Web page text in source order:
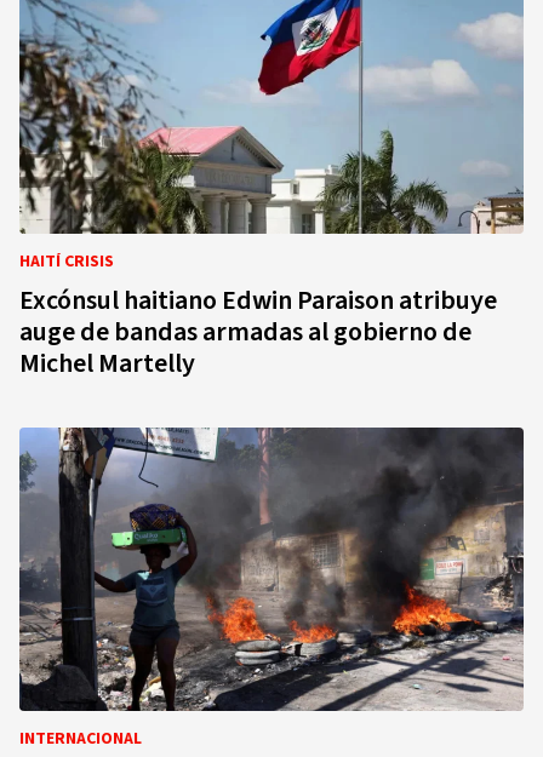
HAITÍ CRISIS
Excónsul haitiano Edwin Paraison atribuye
auge de bandas armadas al gobierno de
Michel Martelly
INTERNACIONAL